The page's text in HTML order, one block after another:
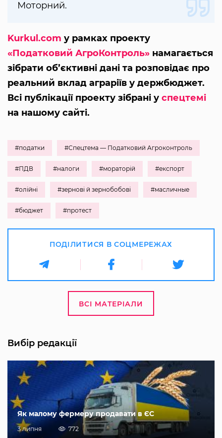
Моторний.
Kurkul.com у рамках проекту
«Податковий АгроКонтроль» намагається
зібрати об’єктивні дані та розповідає про
реальний вклад аграріїв у держбюджет.
Всі публікації проекту зібрані у спецтемі
на нашому сайті.
#податки #Спецтема — Податковий Агроконтроль
#ПДВ #налоги #мораторій #експорт
#олійні #зернові й зернобобові #масличные
#бюджет #протест
ПОДІЛИТИСЯ В СОЦМЕРЕЖАХ
ВСІ МАТЕРІАЛИ
Вибір редакції
Як малому фермеру продавати в ЄС
3 липня 772